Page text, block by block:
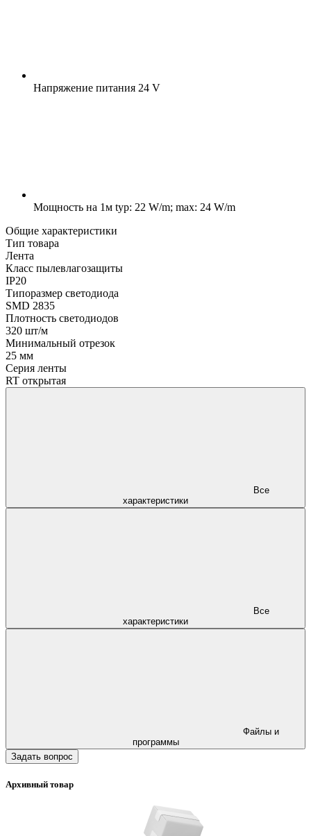
Напряжение питания 24 V
Мощность на 1м typ: 22 W/m; max: 24 W/m
Общие характеристики
Тип товара
Лента
Класс пылевлагозащиты
IP20
Типоразмер светодиода
SMD 2835
Плотность светодиодов
320 шт/м
Минимальный отрезок
25 мм
Серия ленты
RT открытая
характеристики
характеристики
программы
Задать вопрос
Архивный товар